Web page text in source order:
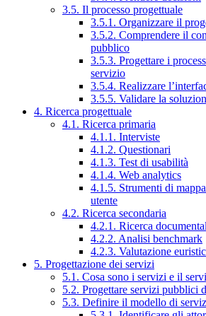
3.5. Il processo progettuale
3.5.1. Organizzare il
3.5.2. Comprendere il
pubblico
3.5.3. Progettare i
servizio
3.5.4. Realizzare
3.5.5. Validare la
4. Ricerca progettuale
4.1. Ricerca primaria
4.1.1. Interviste
4.1.2. Questionari
4.1.3. Test di usabilità
4.1.4. Web analytics
4.1.5. Strumenti di
utente
4.2. Ricerca secondaria
4.2.1. Ricerca
4.2.2. Analisi benchmark
4.2.3. Valutazione
5. Progettazione dei servizi
5.1. Cosa sono i servizi e il
5.2. Progettare servizi pubblici
5.3. Definire il modello di